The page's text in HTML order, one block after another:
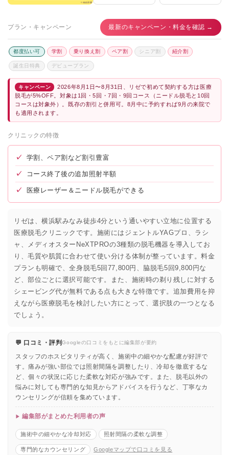
プラン・キャンペーン 最新のキャンペーン・料金を確認 →
都度払い可 学割 乗り換え割 ペア割 シニア割 紹介割
誕生日特典 デビュープラン
キャンペーン
2026年8月1日〜8月31日、リゼで初めて契約する方は医療
脱毛が5%OFF。対象は1回・5回・7回・9回コース（ニードル脱毛と10回
コースは対象外）。既存の割引と併用可。8月中に予約すれば9月の来院で
も適用されます。
クリニックの特徴
✓ 学割、ペア割など割引豊富
✓ コース終了後の追加照射半額
✓ 医療レーザー＆ニードル脱毛ができる
リゼは、横浜駅みなみ徒歩4分という通いやすい立地に位置する
医療脱毛クリニックです。施術にはジェントルYAGプロ、ラシ
ャ、メディオスターNeXTPROの3種類の脱毛機器を導入してお
り、毛質や肌質に合わせて使い分ける体制が整っています。料金
プランも明確で、全身脱毛5回77,800円、脇脱毛5回9,800円な
ど、部位ごとに選択可能です。また、施術時の剃り残しに対する
シェービング代が無料である点も大きな特徴です。追加費用を抑
えながら医療脱毛を検討したい方にとって、選択肢の一つとなる
でしょう。
💬 口コミ・評判Googleの口コミをもとに編集部が要約
スタッフのホスピタリティが高く、施術中の細やかな配慮が好評で
す。痛みが強い部位では照射間隔を調整したり、冷却を徹底するな
ど、個々の状況に応じた柔軟な対応が強みです。また、脱毛以外の
悩みに対しても専門的な知見からアドバイスを行うなど、丁寧なカ
ウンセリングが信頼を集めています。
編集部がまとめた利用者の声
施術中の細やかな冷却対応 照射間隔の柔軟な調整
専門的なカウンセリング Googleマップで口コミを見る